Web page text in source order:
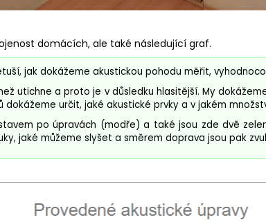
domácích, ale také následující graf.
jak dokážeme akustickou pohodu měřit,
utichne a proto je v důsledku hlasitější. My
určit, jaké akustické prvky a v jakém
po úpravách (modře) a také jsou zde dvě
jaké můžeme slyšet a směrem doprava jsou pak